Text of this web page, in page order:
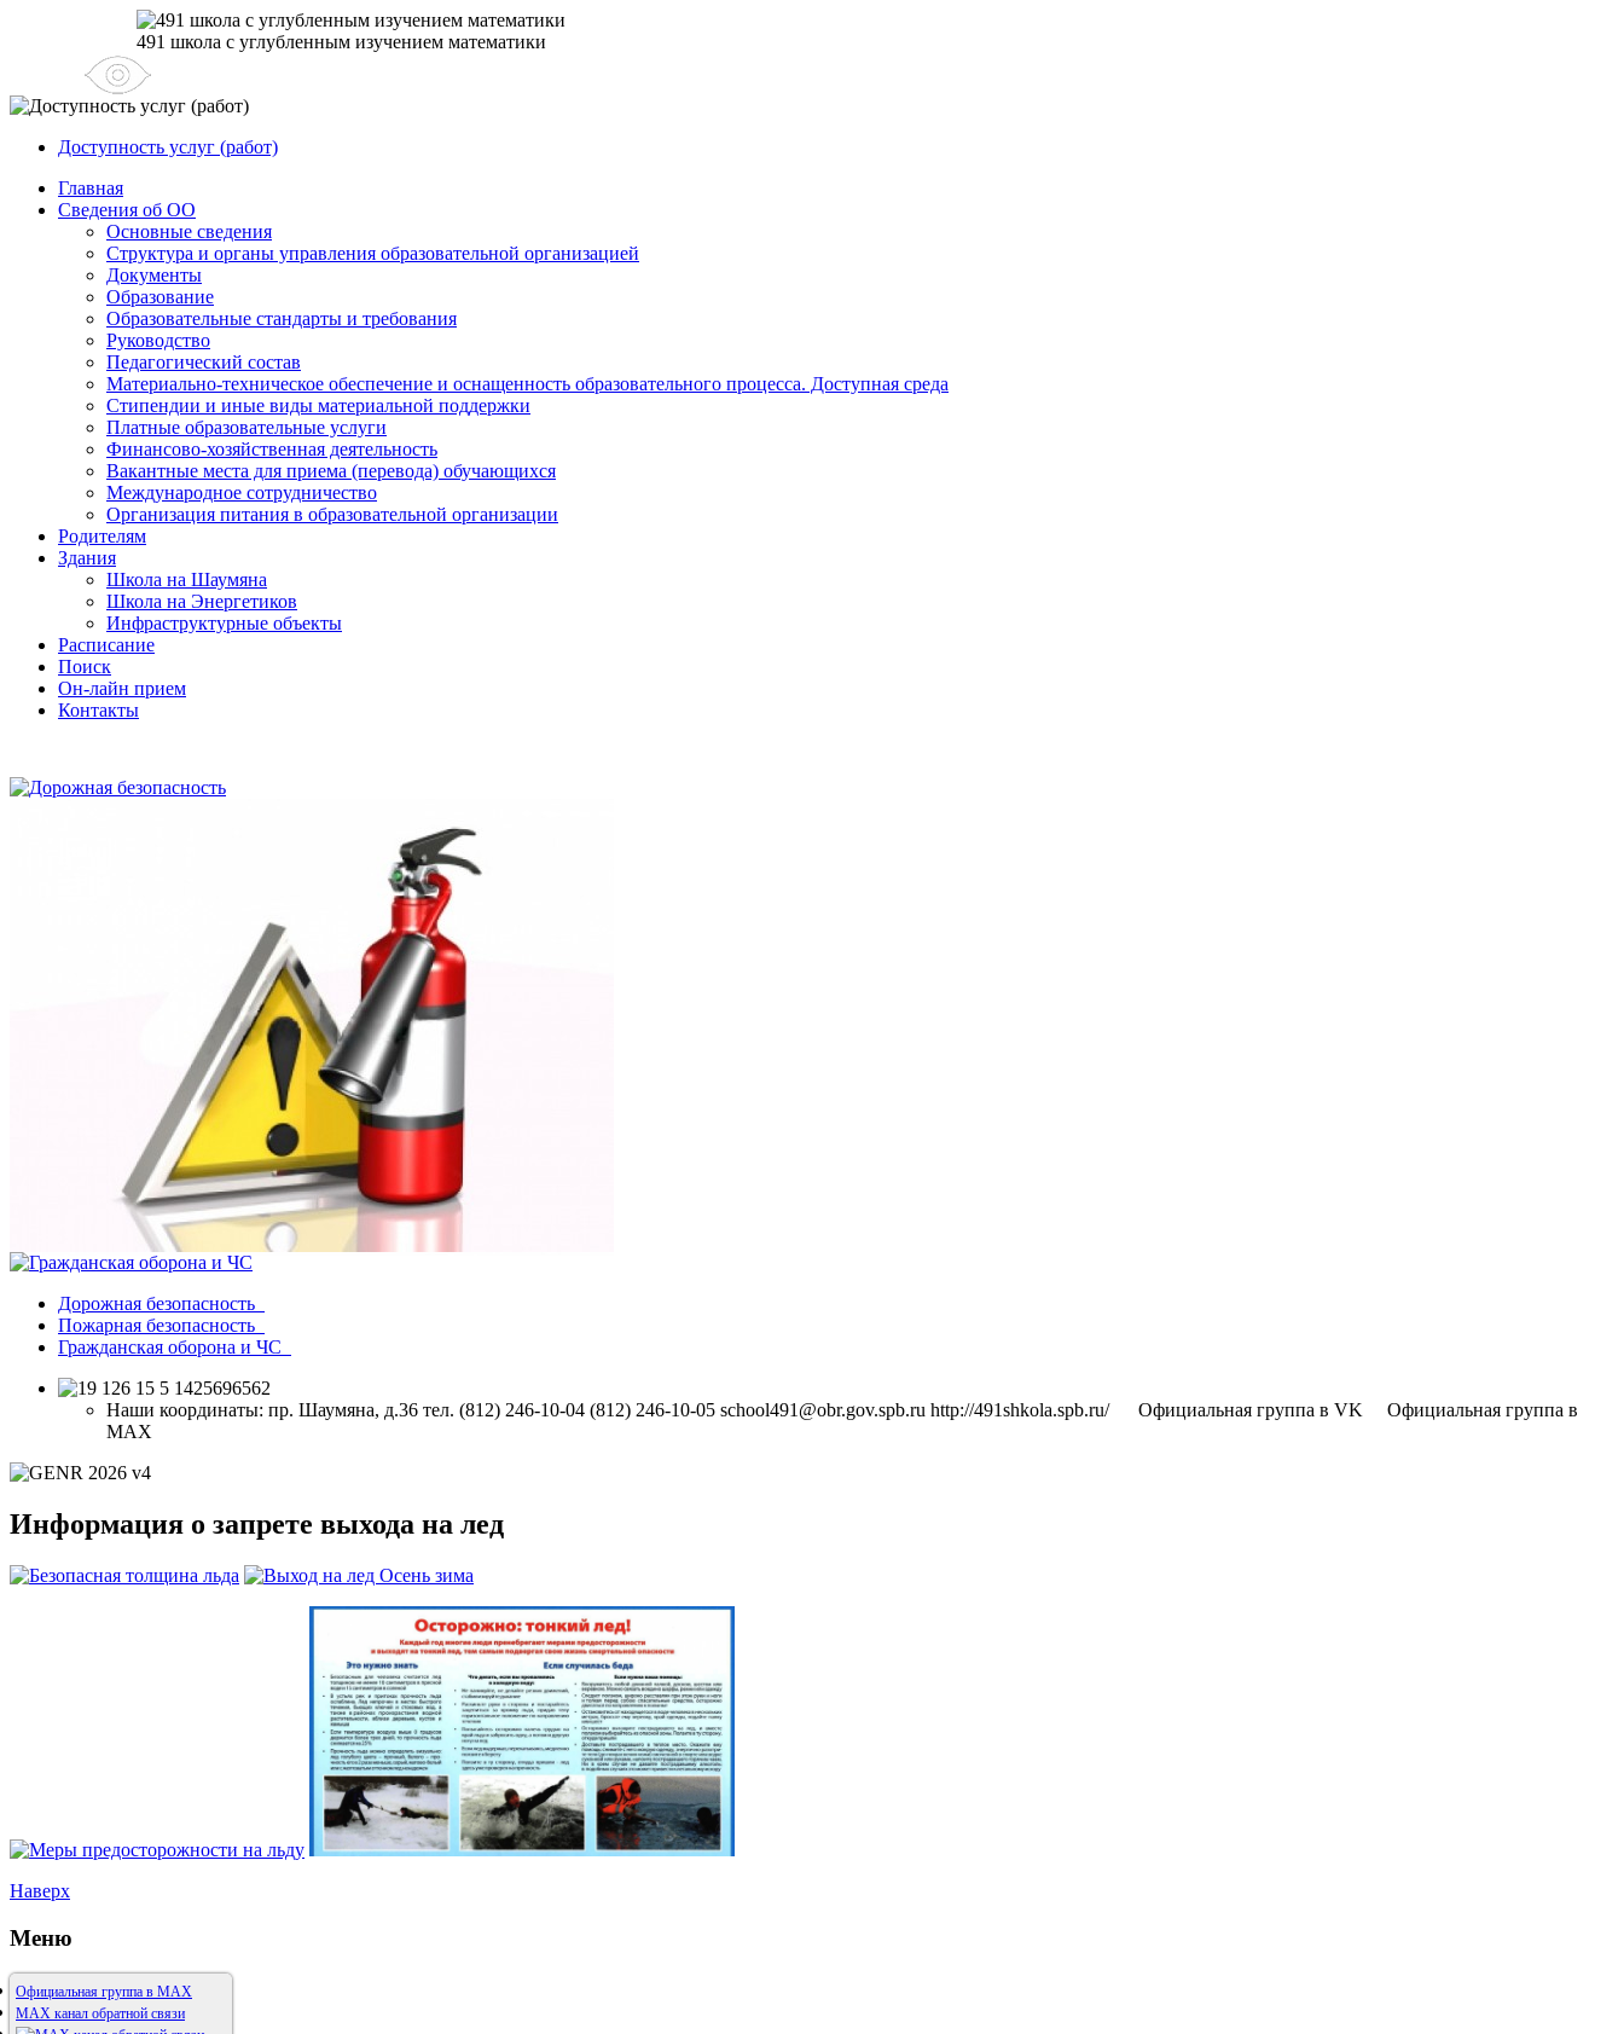
491 школа с углубленным изучением математики
Доступность услуг (работ)
Главная
Сведения об ОО
Основные сведения
Структура и органы управления образовательной организацией
Документы
Образование
Образовательные стандарты и требования
Руководство
Педагогический состав
Материально-техническое обеспечение и оснащенность образовательного процесса. Доступная среда
Стипендии и иные виды материальной поддержки
Платные образовательные услуги
Финансово-хозяйственная деятельность
Вакантные места для приема (перевода) обучающихся
Международное сотрудничество
Организация питания в образовательной организации
Родителям
Здания
Школа на Шаумяна
Школа на Энергетиков
Инфраструктурные объекты
Расписание
Поиск
Он-лайн прием
Контакты
Дорожная безопасность
Пожарная безопасность
Гражданская оборона и ЧС
Наши координаты: пр. Шаумяна, д.36 тел. (812) 246-10-04 (812) 246-10-05​ school491@obr.gov.spb.ru​ http://491shkola.spb.ru/​ ​ ​ ​ ​ ​ ​Официальная группа в VK​ ​ ​ ​ ​ Официальная группа в
МАХ
Информация о запрете выхода на лед
Наверх
Меню
Официальная группа в МАХ
MAX канал обратной связи